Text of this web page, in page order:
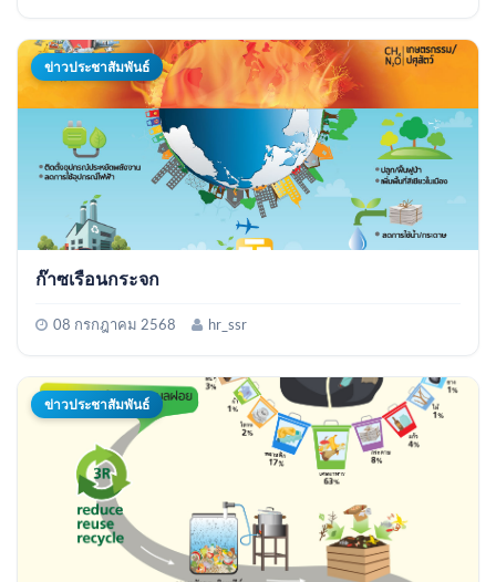
ข่าวประชาสัมพันธ์
ก๊าซเรือนกระจก
08 กรกฎาคม 2568 hr_ssr
ข่าวประชาสัมพันธ์